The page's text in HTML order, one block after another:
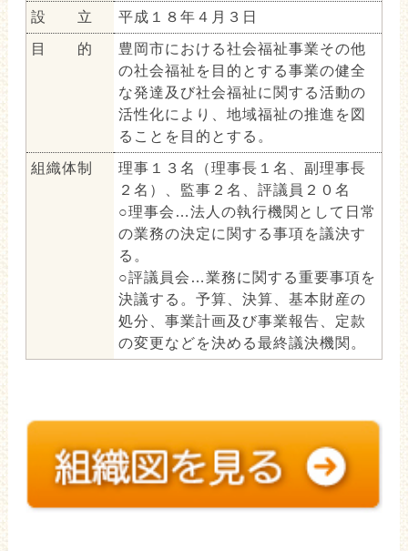
設 立 平成１８年４月３日
目 的
豊岡市における社会福祉事業その他
の社会福祉を目的とする事業の健全
な発達及び社会福祉に関する活動の
活性化により、地域福祉の推進を図
ることを目的とする。
組織体制
理事１３名（理事長１名、副理事長
２名）、監事２名、評議員２０名
○理事会…法人の執行機関として日常
の業務の決定に関する事項を議決す
る。
○評議員会…業務に関する重要事項を
決議する。予算、決算、基本財産の
処分、事業計画及び事業報告、定款
の変更などを決める最終議決機関。